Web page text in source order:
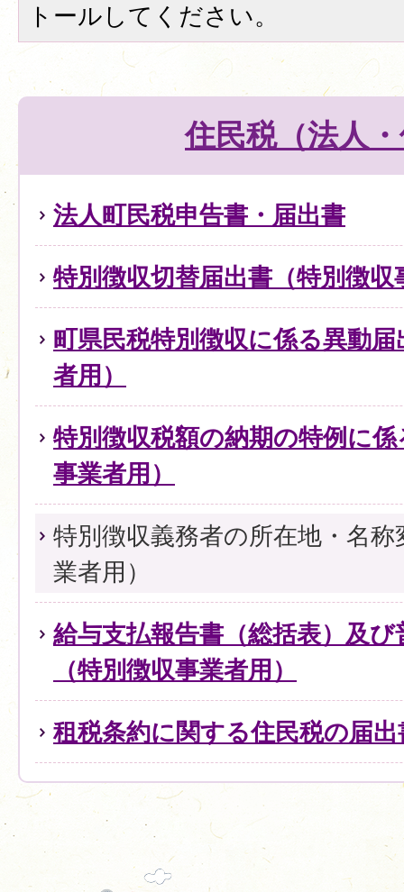
トールしてください。
住民税（法人
法人町民税申告書・届出書
特別徴収切替届出書（特別徴収
町県民税特別徴収に係る異動
者用）
特別徴収税額の納期の特例に
事業者用）
特別徴収義務者の所在地・名
業者用）
給与支払報告書（総括表）及
（特別徴収事業者用）
租税条約に関する住民税の届出